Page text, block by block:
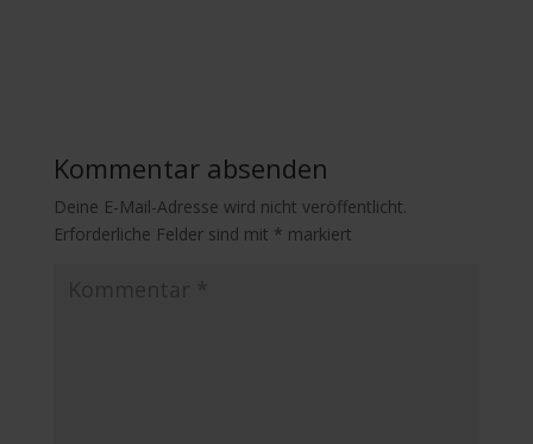
Kommentar absenden
Deine E-Mail-Adresse wird nicht veröffentlicht.
Erforderliche Felder sind mit * markiert